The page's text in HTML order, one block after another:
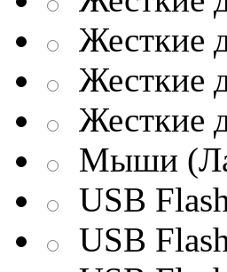
Жесткие
Жесткие
Жесткие
Мыши
USB
USB